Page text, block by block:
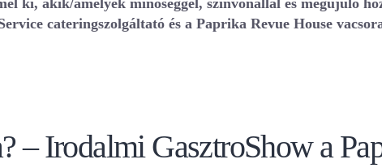
ki, akik/amelyek minőséggel, színvonallal és megújuló
cateringszolgáltató és a Paprika Revue House
– Irodalmi GasztroShow a